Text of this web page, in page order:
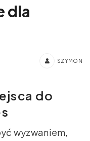
dla
SZYMON
do
wyzwaniem,